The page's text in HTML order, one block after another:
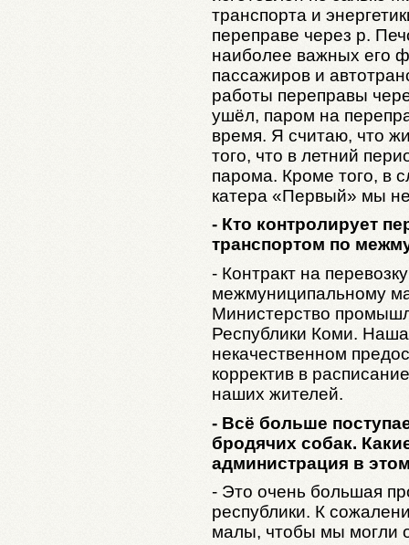
транспорта и
переправе через р.
наиболее важных его
пассажиров и
работы переправы
ушёл, паром на
время. Я считаю, что
того, что в летний
парома. Кроме того, в
катера «Первый» мы
- Кто контролирует
транспортом по
- Контракт на
межмуниципальному
Министерство
Республики Коми.
некачественном
корректив в
наших жителей.
- Всё больше
бродячих собак.
администрация в
- Это очень большая
республики. К
малы, чтобы мы могли